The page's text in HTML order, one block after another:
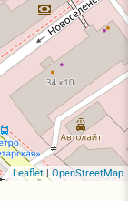
Leaflet| OpenStreetMap